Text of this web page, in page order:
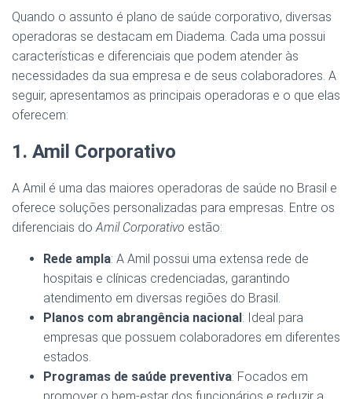
Quando o assunto é plano de saúde corporativo, diversas
operadoras se destacam em Diadema. Cada uma possui
características e diferenciais que podem atender às
necessidades da sua empresa e de seus colaboradores. A
seguir, apresentamos as principais operadoras e o que elas
oferecem:
1. Amil Corporativo
A Amil é uma das maiores operadoras de saúde no Brasil e
oferece soluções personalizadas para empresas. Entre os
diferenciais doAmil Corporativo estão:
Rede ampla: A Amil possui uma extensa rede de
hospitais e clínicas credenciadas, garantindo
atendimento em diversas regiões do Brasil.
Planos com abrangência nacional : Ideal para
empresas que possuem colaboradores em diferentes
estados.
Programas de saúde preventiva: Focados em